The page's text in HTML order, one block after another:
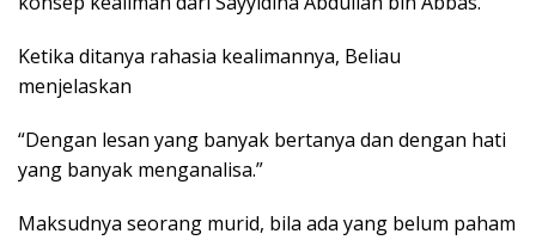
Ketika ditanya rahasia kealimannya, Beliau
menjelaskan
“Dengan lesan yang banyak bertanya dan dengan hati
yang banyak menganalisa.”
Maksudnya seorang murid, bila ada yang belum paham